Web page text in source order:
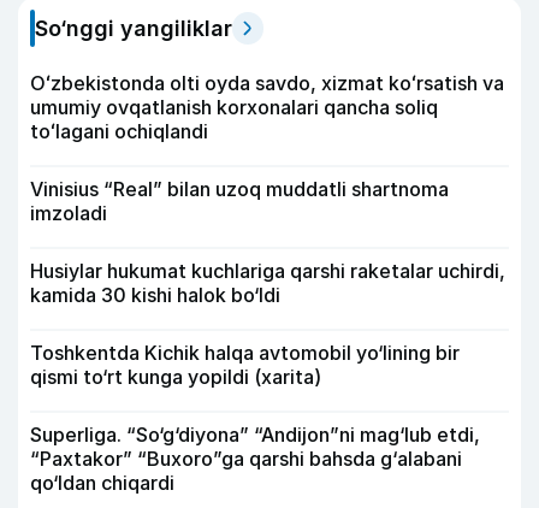
So‘nggi yangiliklar
Oʻzbekistonda olti oyda savdo, xizmat koʻrsatish va
umumiy ovqatlanish korxonalari qancha soliq
toʻlagani ochiqlandi
Vinisius “Real” bilan uzoq muddatli shartnoma
imzoladi
Husiylar hukumat kuchlariga qarshi raketalar uchirdi,
kamida 30 kishi halok bo‘ldi
Toshkentda Kichik halqa avtomobil yo‘lining bir
qismi to‘rt kunga yopildi (xarita)
Superliga. “So‘g‘diyona” “Andijon”ni mag‘lub etdi,
“Paxtakor” “Buxoro”ga qarshi bahsda g‘alabani
qo‘ldan chiqardi